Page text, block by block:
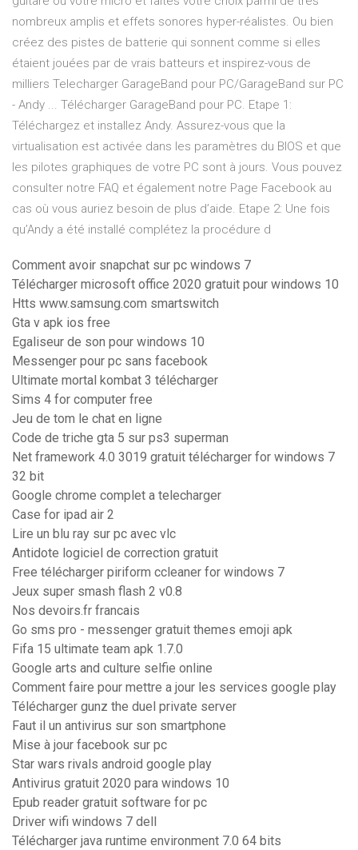
nombreux amplis et effets sonores hyper-réalistes. Ou bien
créez des pistes de batterie qui sonnent comme si elles
étaient jouées par de vrais batteurs et inspirez-vous de
milliers Telecharger GarageBand pour PC/GarageBand sur PC
- Andy ... Télécharger GarageBand pour PC. Etape 1:
Téléchargez et installez Andy. Assurez-vous que la
virtualisation est activée dans les paramètres du BIOS et que
les pilotes graphiques de votre PC sont à jours. Vous pouvez
consulter notre FAQ et également notre Page Facebook au
cas où vous auriez besoin de plus d’aide. Etape 2: Une fois
qu’Andy a été installé complétez la procédure d
Comment avoir snapchat sur pc windows 7
Télécharger microsoft office 2020 gratuit pour windows 10
Htts www.samsung.com smartswitch
Gta v apk ios free
Egaliseur de son pour windows 10
Messenger pour pc sans facebook
Ultimate mortal kombat 3 télécharger
Sims 4 for computer free
Jeu de tom le chat en ligne
Code de triche gta 5 sur ps3 superman
Net framework 4.0 3019 gratuit télécharger for windows 7
32 bit
Google chrome complet a telecharger
Case for ipad air 2
Lire un blu ray sur pc avec vlc
Antidote logiciel de correction gratuit
Free télécharger piriform ccleaner for windows 7
Jeux super smash flash 2 v0.8
Nos devoirs.fr francais
Go sms pro - messenger gratuit themes emoji apk
Fifa 15 ultimate team apk 1.7.0
Google arts and culture selfie online
Comment faire pour mettre a jour les services google play
Télécharger gunz the duel private server
Faut il un antivirus sur son smartphone
Mise à jour facebook sur pc
Star wars rivals android google play
Antivirus gratuit 2020 para windows 10
Epub reader gratuit software for pc
Driver wifi windows 7 dell
Télécharger java runtime environment 7.0 64 bits